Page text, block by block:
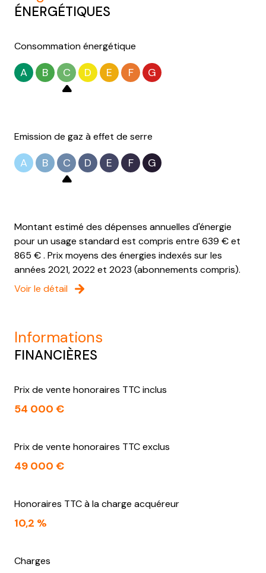
ÉNERGÉTIQUES
Consommation énergétique
A B C D E F G
Emission de gaz à effet de serre
A B C D E F G
Montant estimé des dépenses annuelles d'énergie
pour un usage standard est compris entre 639 € et
865 € . Prix moyens des énergies indexés sur les
années 2021, 2022 et 2023 (abonnements compris).
Voir le détail
informations
FINANCIÈRES
Prix de vente honoraires TTC inclus
54 000 €
Prix de vente honoraires TTC exclus
49 000 €
Honoraires TTC à la charge acquéreur
10,2 %
Charges